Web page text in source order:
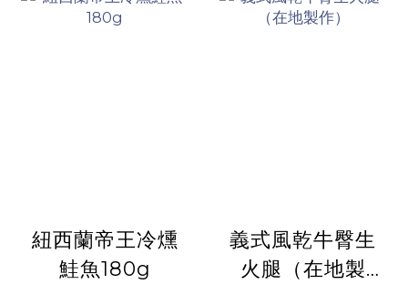
紐西蘭帝王冷燻
鮭魚180g
義式風乾牛臀生
火腿（在地製